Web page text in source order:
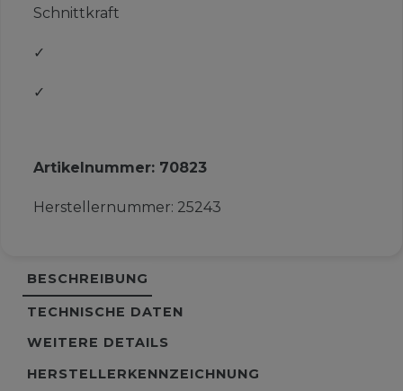
Schnittkraft
✓
✓
Artikelnummer: 70823
Herstellernummer: 25243
BESCHREIBUNG
TECHNISCHE DATEN
WEITERE DETAILS
HERSTELLERKENNZEICHNUNG